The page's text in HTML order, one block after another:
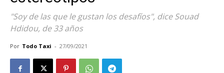
"Soy de las que le gustan los desafíos", dice Souad
Hdidou, de 33 años
Por Todo Taxi - 27/09/2021